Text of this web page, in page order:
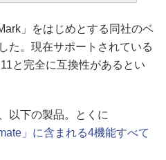
」をはじめとする同社のベ
た。現在サポートされている
と完全に互換性があるとい
以下の製品。とくに
」に含まれる4機能すべて